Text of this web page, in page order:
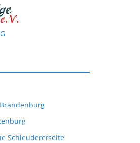
Schleudererseite